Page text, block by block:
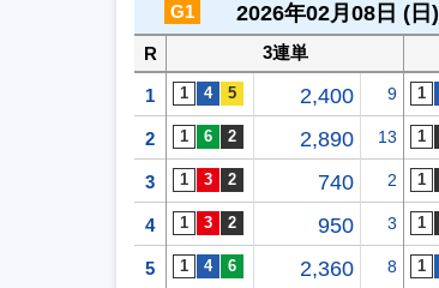
G1 2026年02月08日 (日)
R 3連単
1 2,400 9
2 2,890 13
3 740 2
4 950 3
5 2,360 8